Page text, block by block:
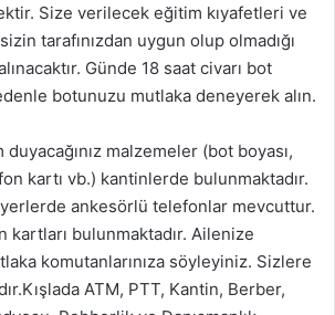
Size verilecek eğitim kıyafetleri ve
tarafınızdan uygun olup olmadığı
Günde 18 saat civarı bot
botunuzu mutlaka deneyerek alın.
malzemeler (bot boyası,
kartı vb.) kantinlerde bulunmaktadır.
ankesörlü telefonlar mevcuttur.
kartları bulunmaktadır. Ailenize
komutanlarınıza söyleyiniz. Sizlere
ATM, PTT, Kantin, Berber,